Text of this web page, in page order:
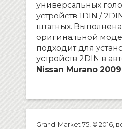
универсальных
устройств 1DIN /
штатных. Выполнена
оригинальной
подходит для
устройств 2DIN в
Nissan Murano
Grand-Market 75, © 2016,